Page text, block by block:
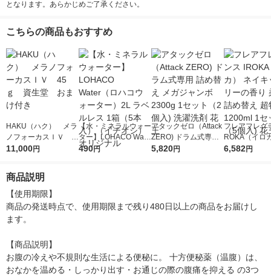
となります。あらかじめご了承ください。
こちらの商品もおすすめ
HAKU（ハク） メラ
ノフォーカスＩＶ 4
5ｇ 資生堂 おまけ
11,000円
【水・ミネラルウォー
ター】LOHACO Wate
r（ロハコウォータ
490円
アタックゼロ（Attack
ZERO) ドラム式専用
詰め替え メガジャン
5,820円
フレアフレグ
ROKA（イロ
イキッドリリ
6,582円
商品説明
【使用期限】
商品の発送時点で、使用期限まで残り480日以上の商品をお届けし
ます。
【商品説明】
お腹の冷えや不規則な生活による便秘に。 十方便秘薬（温腹）は、
おなかを温める・しっかり出す・お通じの際の腹痛を抑える の3つ